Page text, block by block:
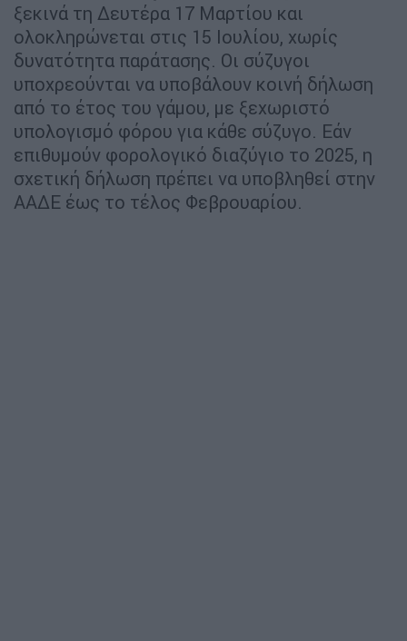
ξεκινά τη Δευτέρα 17 Μαρτίου και
ολοκληρώνεται στις 15 Ιουλίου, χωρίς
δυνατότητα παράτασης. Οι σύζυγοι
υποχρεούνται να υποβάλουν κοινή δήλωση
από το έτος του γάμου, με ξεχωριστό
υπολογισμό φόρου για κάθε σύζυγο. Εάν
επιθυμούν φορολογικό διαζύγιο το 2025, η
σχετική δήλωση πρέπει να υποβληθεί στην
ΑΑΔΕ έως το τέλος Φεβρουαρίου.